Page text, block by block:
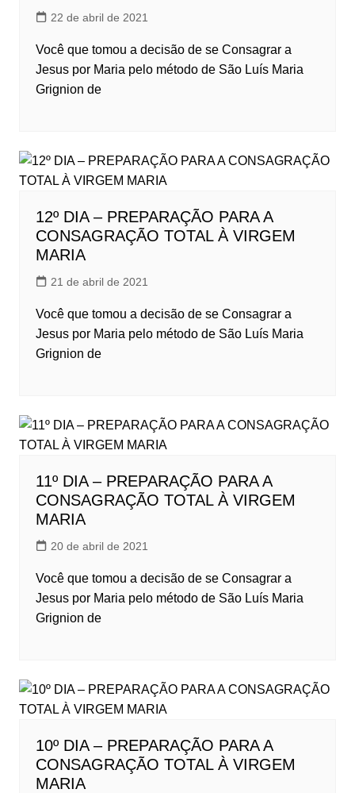
22 de abril de 2021
Você que tomou a decisão de se Consagrar a
Jesus por Maria pelo método de São Luís Maria
Grignion de
12º DIA – PREPARAÇÃO PARA A
CONSAGRAÇÃO TOTAL À VIRGEM
MARIA
21 de abril de 2021
Você que tomou a decisão de se Consagrar a
Jesus por Maria pelo método de São Luís Maria
Grignion de
11º DIA – PREPARAÇÃO PARA A
CONSAGRAÇÃO TOTAL À VIRGEM
MARIA
20 de abril de 2021
Você que tomou a decisão de se Consagrar a
Jesus por Maria pelo método de São Luís Maria
Grignion de
10º DIA – PREPARAÇÃO PARA A
CONSAGRAÇÃO TOTAL À VIRGEM
MARIA